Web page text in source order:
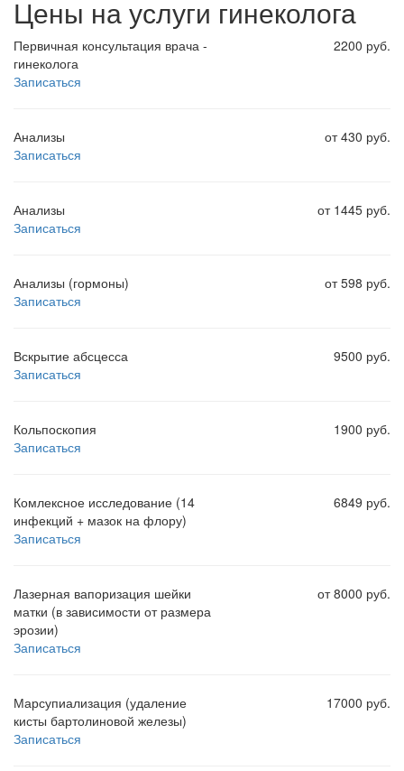
Цены на услуги гинеколога
Первичная консультация врача -
гинеколога
2200 руб.
Записаться
Анализы
от 430 руб.
Записаться
Анализы
от 1445 руб.
Записаться
Анализы (гормоны)
от 598 руб.
Записаться
Вскрытие абсцесса
9500 руб.
Записаться
Кольпоскопия
1900 руб.
Записаться
Комлексное исследование (14
инфекций + мазок на флору)
6849 руб.
Записаться
Лазерная вапоризация шейки
матки (в зависимости от размера
эрозии)
от 8000 руб.
Записаться
Марсупиализация (удаление
кисты бартолиновой железы)
17000 руб.
Записаться